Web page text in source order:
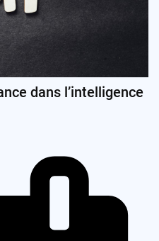
dans l’intelligence